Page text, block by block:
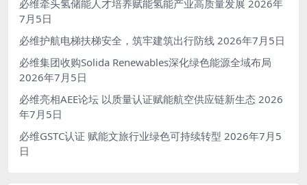
必维牵头氢储能人才培养赋能氢能产业高质量发展 2026年
7月5日
必维护航电梯扶梯安全，筑牢建筑出行防线 2026年7月5日
必维集团收购Solida Renewables深化绿色能源全域布局
2026年7月5日
必维亮相AEE论坛 以质量认证赋能航空供应链新生态 2026
年7月5日
必维GSTC认证 赋能文旅行业绿色可持续转型 2026年7月5
日